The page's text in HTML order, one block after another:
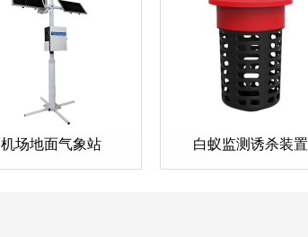
机场地面气象站 白蚁监测诱杀装置